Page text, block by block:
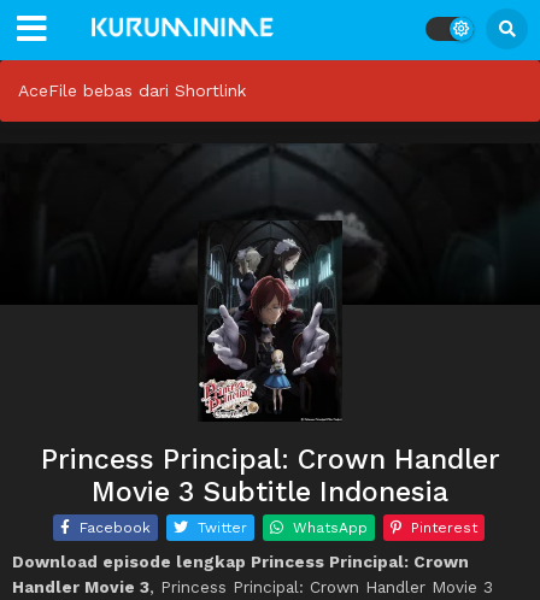
AceFile bebas dari Shortlink
Princess Principal: Crown Handler
Movie 3 Subtitle Indonesia
Facebook Twitter WhatsApp Pinterest
Download episode lengkap Princess Principal: Crown
Handler Movie 3, Princess Principal: Crown Handler Movie 3